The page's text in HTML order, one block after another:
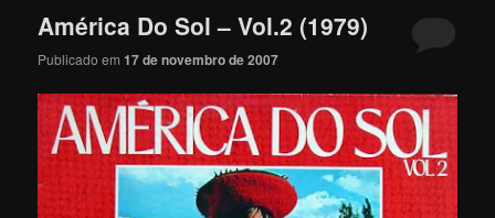
América Do Sol – Vol.2 (1979)
Publicado em17 de novembro de 2007